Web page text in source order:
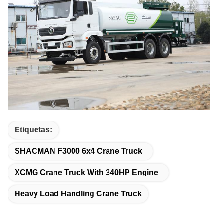
Etiquetas:
SHACMAN F3000 6x4 Crane Truck
XCMG Crane Truck With 340HP Engine
Heavy Load Handling Crane Truck